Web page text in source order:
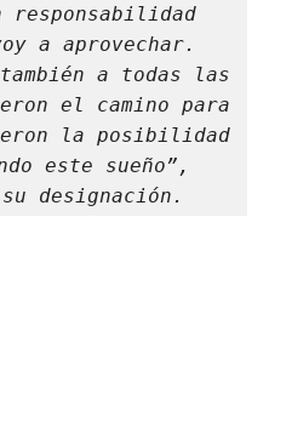
responsabilidad
a aprovechar.
a todas las
el camino para
la posibilidad
este sueño”,
designación.